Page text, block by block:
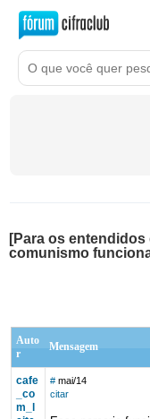
[Para os
comunismo
Auto
r
Mensagem
cafe
_co
m_l
# mai/14
citar